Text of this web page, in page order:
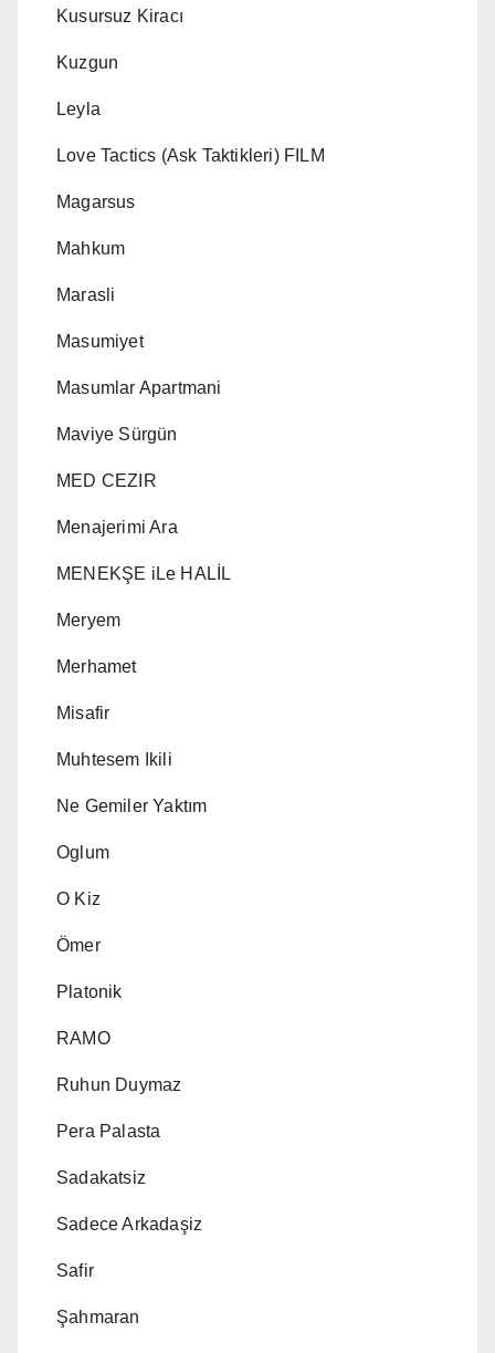
Kusursuz Kiracı
Kuzgun
Leyla
Love Tactics (Ask Taktikleri) FILM
Magarsus
Mahkum
Marasli
Masumiyet
Masumlar Apartmani
Maviye Sürgün
MED CEZIR
Menajerimi Ara
MENEKŞE iLe HALİL
Meryem
Merhamet
Misafir
Muhtesem Ikili
Ne Gemiler Yaktım
Oglum
O Kiz
Ömer
Platonik
RAMO
Ruhun Duymaz
Pera Palasta
Sadakatsiz
Sadece Arkadaşiz
Safir
Şahmaran